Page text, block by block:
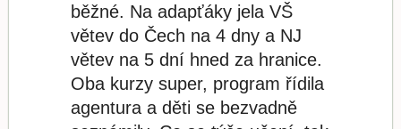
běžné. Na adapťáky jela VŠ
větev do Čech na 4 dny a NJ
větev na 5 dní hned za hranice.
Oba kurzy super, program řídila
agentura a děti se bezvadně